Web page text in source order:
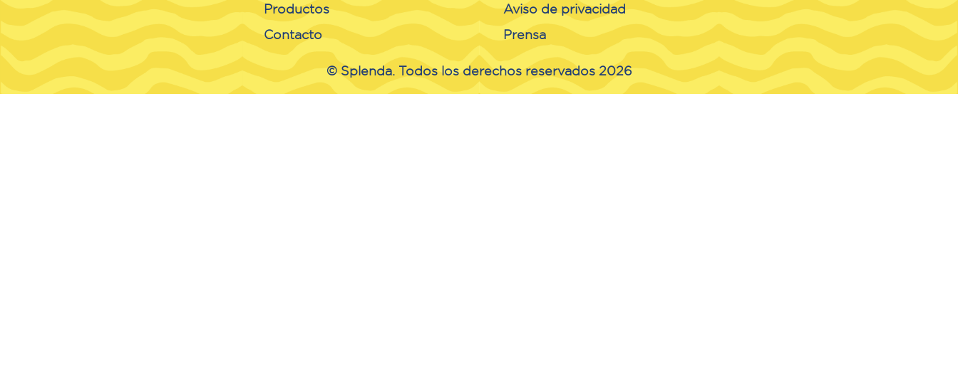
Productos
Contacto
Aviso de privacidad
Prensa
© Splenda. Todos los derechos reservados 2026